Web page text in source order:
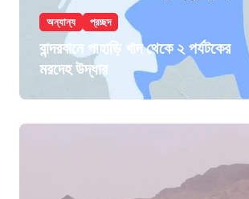
অন্যান্য প্রচ্ছদ
বান্দরবানে পাহাড়ি খাদ থেকে ২ পর্যটকের
মরদেহ উদ্ধার